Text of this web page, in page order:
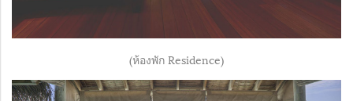
(ห้องพัก Residence)